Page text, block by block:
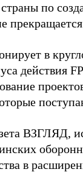
по
в
действия
ВЗГЛЯД,
в